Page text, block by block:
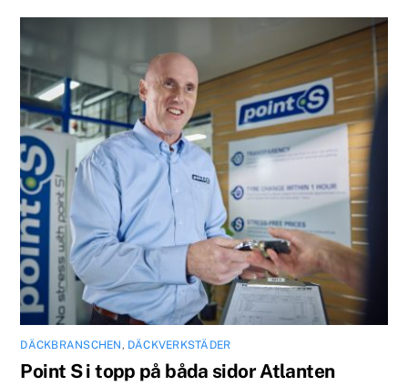
DÄCKBRANSCHEN , DÄCKVERKSTÄDER
Point S i topp på båda sidor Atlanten